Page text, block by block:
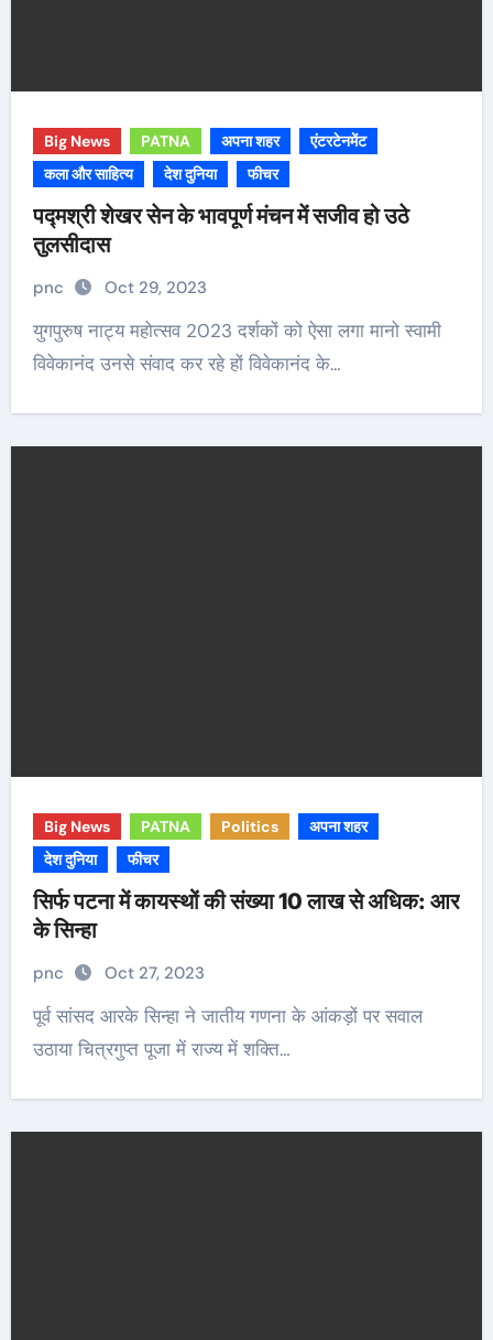
Big News PATNA अपना शहर
एंटरटेनमेंट
कला और साहित्य
देश दुनिया फीचर
पद्मश्री शेखर सेन के भावपूर्ण मंचन में सजीव हो उठे
तुलसीदास
pnc Oct 29, 2023
युगपुरुष नाट्य महोत्सव 2023 दर्शकों को ऐसा लगा मानो स्वामी
विवेकानंद उनसे संवाद कर रहे हों विवेकानंद के…
Big News PATNA Politics
अपना शहर
देश दुनिया
फीचर
सिर्फ पटना में कायस्थों की संख्या 10 लाख से अधिक: आर
के सिन्हा
pnc Oct 27, 2023
पूर्व सांसद आरके सिन्हा ने जातीय गणना के आंकड़ों पर सवाल
उठाया चित्रगुप्त पूजा में राज्य में शक्ति…